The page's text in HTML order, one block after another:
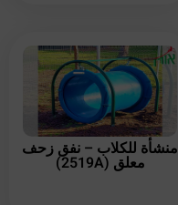
منشأة للكلاب – نفق زحف
معلق (2519A)